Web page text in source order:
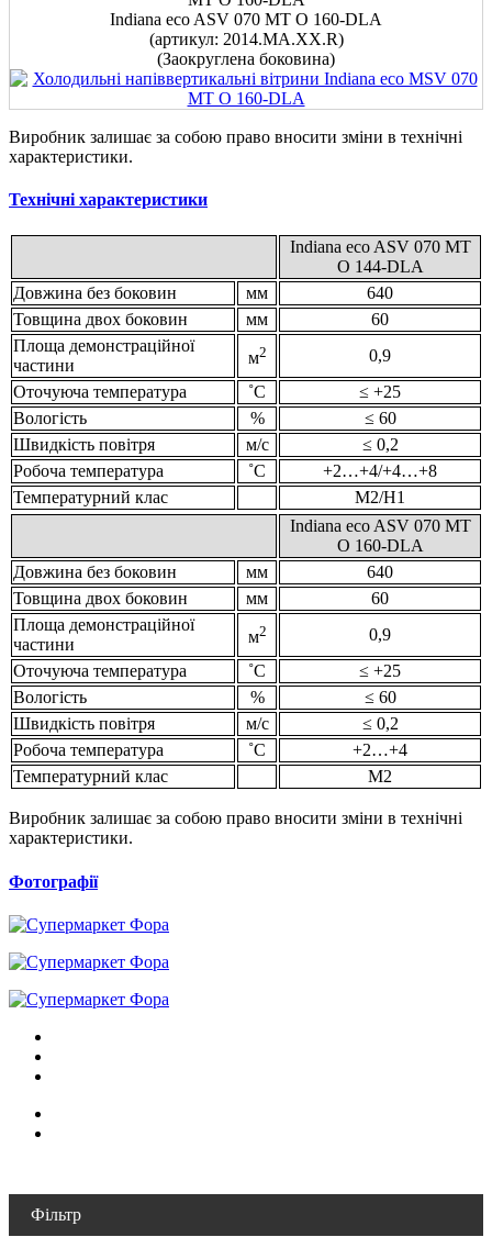
Indiana eco ASV 070 MT O 160-DLA
(артикул: 2014.MА.ХХ.R)
(Заокруглена боковина)
Виробник залишає за собою право вносити зміни в технічні
характеристики.
Технічні характеристики
Indiana eco ASV 070 MT
O 144-DLA
Довжина без боковин
мм
640
Товщина двох боковин
мм
60
Площа демонстраційної
частини
м2
0,9
Оточуюча температура
˚С
≤ +25
Вологість
%
≤ 60
Швидкість повітря
м/с
≤ 0,2
Робоча температура
˚С
+2…+4/+4…+8
Температурний клас
М2/Н1
Indiana eco ASV 070 MT
O 160-DLA
Довжина без боковин
мм
640
Товщина двох боковин
мм
60
Площа демонстраційної
частини
м2
0,9
Оточуюча температура
˚С
≤ +25
Вологість
%
≤ 60
Швидкість повітря
м/с
≤ 0,2
Робоча температура
˚С
+2…+4
Температурний клас
М2
Виробник залишає за собою право вносити зміни в технічні
характеристики.
Фотографії
Фільтр